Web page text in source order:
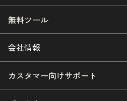
無料ツール
会社情報
カスタマー向けサポート